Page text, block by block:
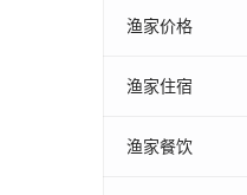
渔家价格
渔家住宿
渔家餐饮